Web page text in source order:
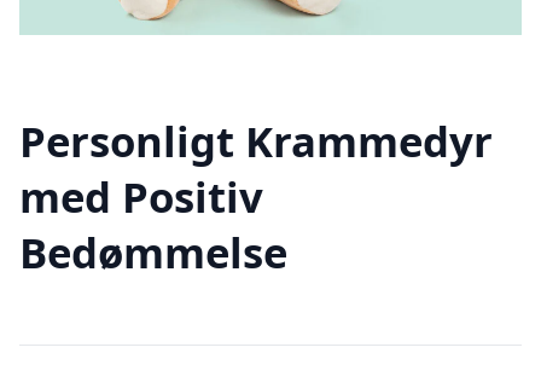
Personligt Krammedyr
med Positiv
Bedømmelse